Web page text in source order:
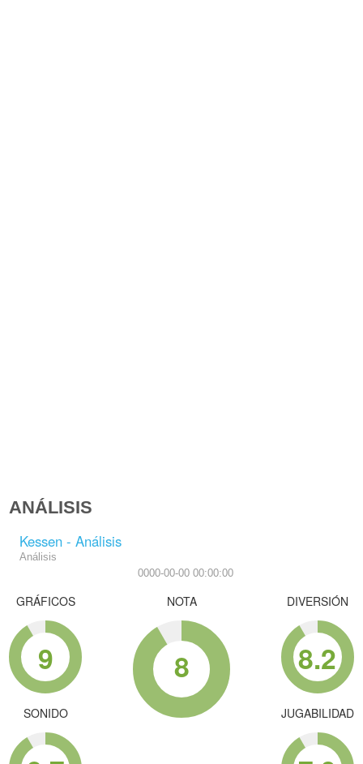
ANÁLISIS
Kessen - Análisis
Análisis
0000-00-00 00:00:00
GRÁFICOS
9
SONIDO
NOTA
8
DIVERSIÓN
8.2
JUGABILIDAD